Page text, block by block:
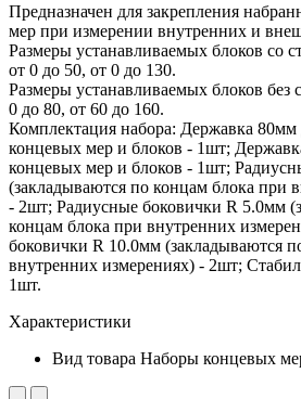
Предназначен для закрепления
мер при измерении внутренних и
Размеры устанавливаемых блоков со
от 0 до 50, от 0 до 130.
Размеры устанавливаемых блоков без
0 до 80, от 60 до 160.
Комплектация набора: Державка 80мм
концевых мер и блоков - 1шт;
концевых мер и блоков - 1шт;
(закладываются по концам блока при
- 2шт; Радиусные боковички R 5.0мм
концам блока при внутренних
боковички R 10.0мм (закладываются
внутренних измерениях) - 2шт;
1шт.
Характеристики
Вид товара Наборы концевых